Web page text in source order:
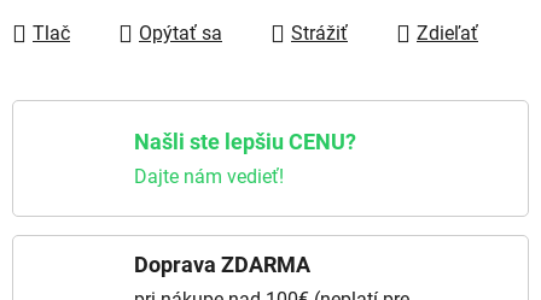
Tlač Opýtať sa Strážiť Zdieľať
Našli ste lepšiu CENU?
Dajte nám vedieť!
Doprava ZDARMA